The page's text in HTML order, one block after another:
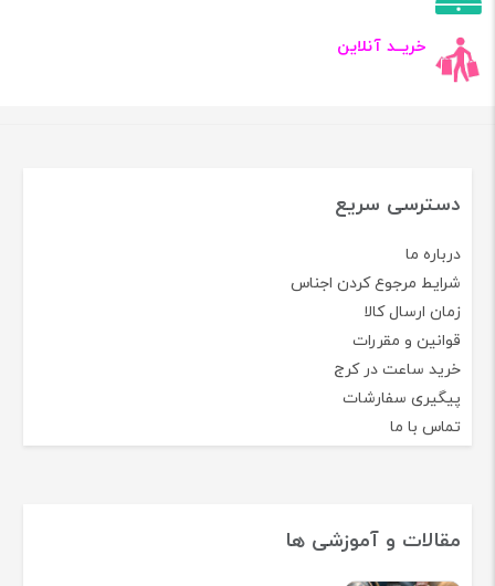
خریــد آنلاین
دسترسی سریع
درباره ما
شرایط مرجوع کردن اجناس
زمان ارسال کالا
قوانین و مقررات
خرید ساعت در کرج
پیگیری سفارشات
تماس با ما
مقالات و آموزشی ها